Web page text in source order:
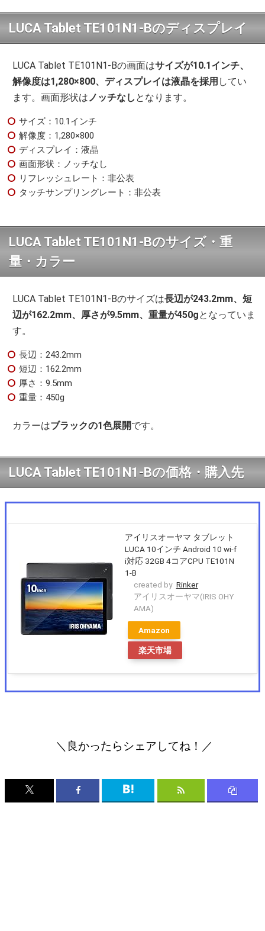
LUCA Tablet TE101N1-Bのディスプレイ
LUCA Tablet TE101N1-Bの画面はサイズが10.1インチ、
解像度は1,280×800、ディスプレイは液晶を採用 してい
ます。画面形状はノッチなし となります。
サイズ：10.1インチ
解像度：1,280×800
ディスプレイ：液晶
画面形状：ノッチなし
リフレッシュレート：非公表
タッチサンプリングレート：非公表
LUCA Tablet TE101N1-Bのサイズ・重
量・カラー
LUCA Tablet TE101N1-Bのサイズは長辺が243.2mm、短
辺が162.2mm、厚さが9.5mm、重量が450gとなっていま
す。
長辺：243.2mm
短辺：162.2mm
厚さ：9.5mm
重量：450g
カラーはブラックの1色展開です。
LUCA Tablet TE101N1-Bの価格・購入先
アイリスオーヤマ タブレット
LUCA 10インチ Android 10 wi-f
i対応 32GB 4コアCPU TE101N
1-B
created by Rinker
アイリスオーヤマ(IRIS OHY
AMA)
Amazon
楽天市場
＼良かったらシェアしてね！／